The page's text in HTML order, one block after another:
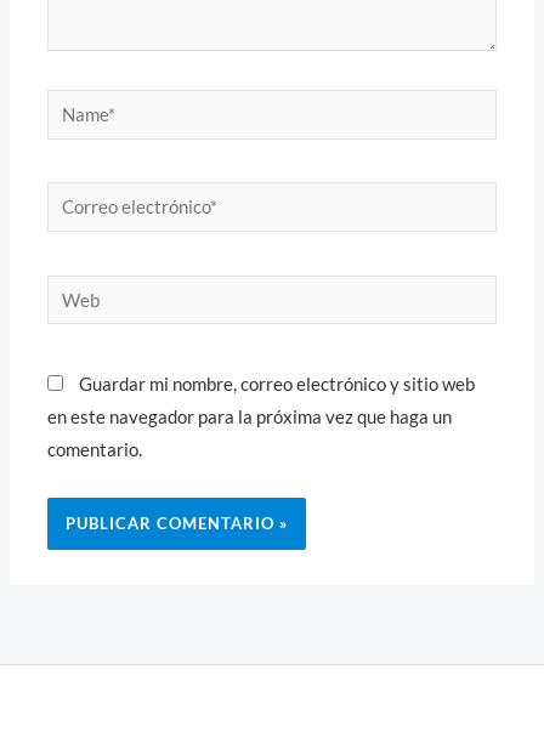
Name*
Correo
electrónico*
Web
Guardar mi nombre, correo electrónico y sitio web
en este navegador para la próxima vez que haga un
comentario.